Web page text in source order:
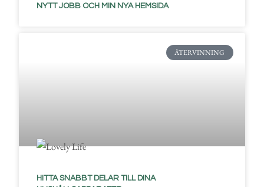
NYTT JOBB OCH MIN NYA HEMSIDA
ÅTERVINNING
HITTA SNABBT DELAR TILL DINA